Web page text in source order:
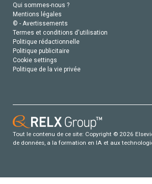
Qui sommes-nous ?
Mentions légales
© - Avertissements
Termes et conditions d'utilisation
Politique rédactionnelle
Politique publicitaire
Cookie settings
Politique de la vie privée
Tout le contenu de ce site: Copyright © 2026
de données, a la formation en IA et aux